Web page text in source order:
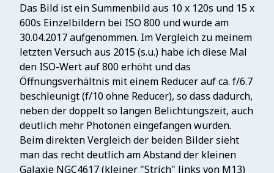
Das Bild ist ein Summenbild aus 10 x 120s und 15 x
600s Einzelbildern bei ISO 800 und wurde am
30.04.2017 aufgenommen. Im Vergleich zu meinem
letzten Versuch aus 2015 (s.u.) habe ich diese Mal
den ISO-Wert auf 800 erhöht und das
Öffnungsverhältnis mit einem Reducer auf ca. f/6.7
beschleunigt (f/10 ohne Reducer), so dass dadurch,
neben der doppelt so langen Belichtungszeit, auch
deutlich mehr Photonen eingefangen wurden.
Beim direkten Vergleich der beiden Bilder sieht
man das recht deutlich am Abstand der kleinen
Galaxie NGC4617 (kleiner "Strich" links von M13)